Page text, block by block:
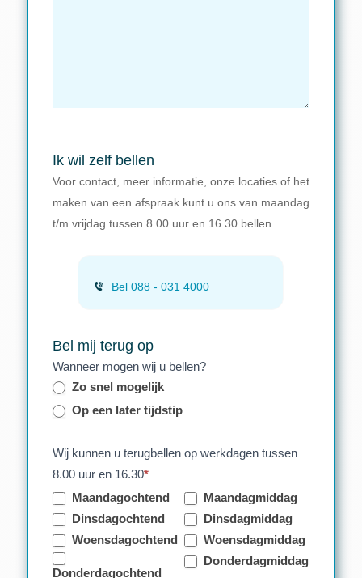
Ik wil zelf bellen
Voor contact, meer informatie, onze locaties of het
maken van een afspraak kunt u ons van maandag
t/m vrijdag tussen 8.00 uur en 16.30 bellen.
Bel 088 - 031 4000
Bel mij terug op
Wanneer mogen wij u bellen?
Zo snel mogelijk
Op een later tijdstip
Wij kunnen u terugbellen op werkdagen tussen
8.00 uur en 16.30*
Maandagochtend
Maandagmiddag
Dinsdagochtend
Dinsdagmiddag
Woensdagochtend
Woensdagmiddag
Donderdagochtend
Donderdagmiddag